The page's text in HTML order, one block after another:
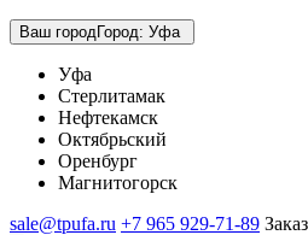
Ваш городГород: Уфа
Уфа
Стерлитамак
Нефтекамск
Октябрьский
Оренбург
Магнитогорск
sale@tpufa.ru +7 965 929-71-89